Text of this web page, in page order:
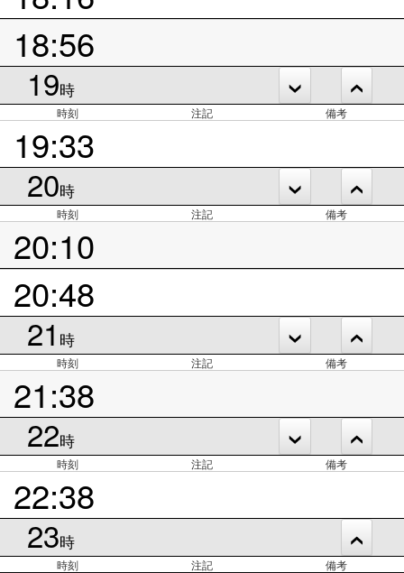
18:56
19時
時刻 注記 備考
19:33
20時
時刻 注記 備考
20:10
20:48
21 時
時刻 注記 備考
21:38
22時
時刻 注記 備考
22:38
23時
時刻 注記 備考